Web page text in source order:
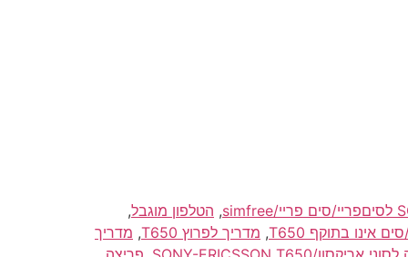
, הטלפון מוגבל,
, מדריך לפרוץ T650 , מדריך